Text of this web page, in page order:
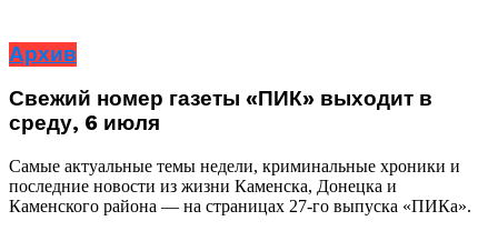
Архив
Свежий номер газеты «ПИК» выходит в
среду, 6 июля
Самые актуальные темы недели, криминальные хроники и
последние новости из жизни Каменска, Донецка и
Каменского района — на страницах 27-го выпуска «ПИКа».